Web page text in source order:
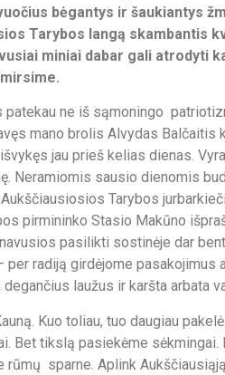
bėgantys ir šaukiantys
Tarybos langą skambantis
miniai dabar gali atrodyti
ne iš sąmoningo
mano brolis Alvydas Balčaitis
jau prieš kelias dienas.
Neramiomis sausio dienomis
Tarybos
pirmininko Stasio Makūno
pasilikti sostinėje dar
radiją girdėjome pasakojimus
laužus ir karšta arbata
Kuo toliau, tuo daugiau
Bet tikslą pasiekėme sėkmingai.
sparne. Aplink